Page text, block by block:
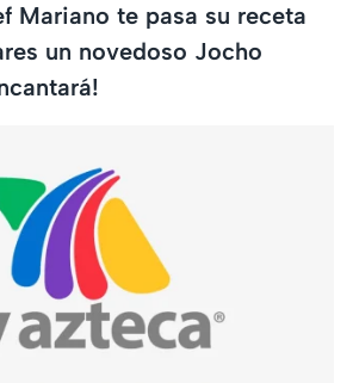
Mariano te pasa su receta
un novedoso Jocho